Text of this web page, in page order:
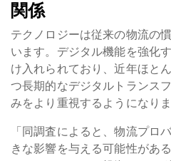
関係
テクノロジーは従来の物流の
います。デジタル機能を強化
け入れられており、近年ほと
つ長期的なデジタルトランス
みをより重視するようになりま
「同調査によると、物流プロ
きな影響を与える可能性があ